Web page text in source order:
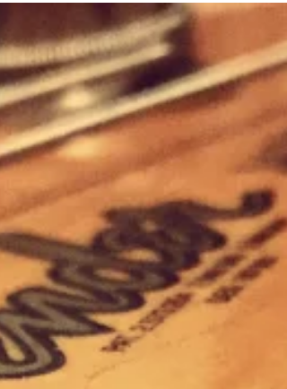
wahahamusicstudio
2019年4月24日
為什麼要視譜？不能靠感覺嗎？
有fu不是比較重要嗎？（2/2）
在這裡我所要強調的並不是正確性的重要，而是練習
演奏的區別，在演奏時因為情感澎湃而出了ㄧ些小差
錯，其實瑕不掩瑜、不打緊，當下如果你過於在意，
而很可能會誤了之後的演奏。但如果在練習的時候，
次次情感豐富地彈錯音、落拍而不自覺，那就很要緊
啊！這就像是總是在說錯話惹怒別人後，解釋自己